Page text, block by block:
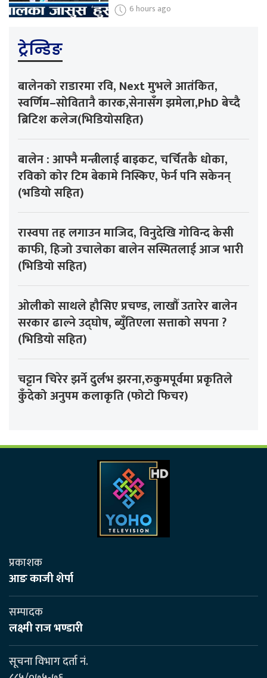
6 hours ago
ट्रेन्डिङ
बालेनको राडारमा रवि, Next मुभले आतंकित,
स्वर्णिम–सोवितानै कारक,सेनासँग झमेला,PhD बेच्दै
ब्रिटिश कलेज(भिडियोसहित)
बालेन : आफ्नै मन्त्रीलाई बाइकट, चर्चितकै धोका,
रविको कोर टिम बेकामे निस्किए, फेर्न पनि सकेनन्
(भडियो सहित)
रास्वपा तह लगाउन माजिद, विनुदेखि गोविन्द केसी
काफी, हिजो उचालेका बालेन सस्मितलाई आज भारी
(भिडियो सहित)
ओलीको साथले हौसिए प्रचण्ड, लाखौँ उतारेर बालेन
सरकार ढाल्ने उद्घोष, ब्युँतिएला सत्ताको सपना ?
(भिडियो सहित)
चट्टान चिरेर झर्ने दुर्लभ झरना,रुकुमपूर्वमा प्रकृतिले
कुँदेको अनुपम कलाकृति (फोटो फिचर)
प्रकाशक
आङ काजी शेर्पा
सम्पादक
लक्ष्मी राज भण्डारी
सूचना विभाग दर्ता नं.